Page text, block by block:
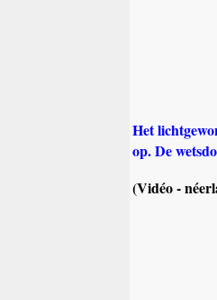
Het
op. De
(Vidéo -